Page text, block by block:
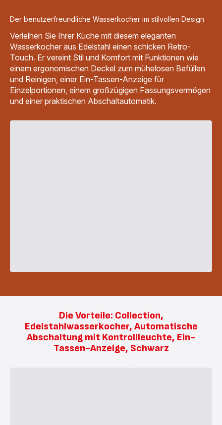
Der benutzerfreundliche Wasserkocher im stilvollen Design
Verleihen Sie Ihrer Küche mit diesem eleganten
Wasserkocher aus Edelstahl einen schicken Retro-
Touch. Er vereint Stil und Komfort mit Funktionen wie
einem ergonomischen Deckel zum mühelosen Befüllen
und Reinigen, einer Ein-Tassen-Anzeige für
Einzelportionen, einem großzügigen Fassungsvermögen
und einer praktischen Abschaltautomatik.
Die Vorteile: Collection,
Edelstahlwasserkocher, Automatische
Abschaltung mit Kontrollleuchte, Ein-
Tassen-Anzeige, Schwarz